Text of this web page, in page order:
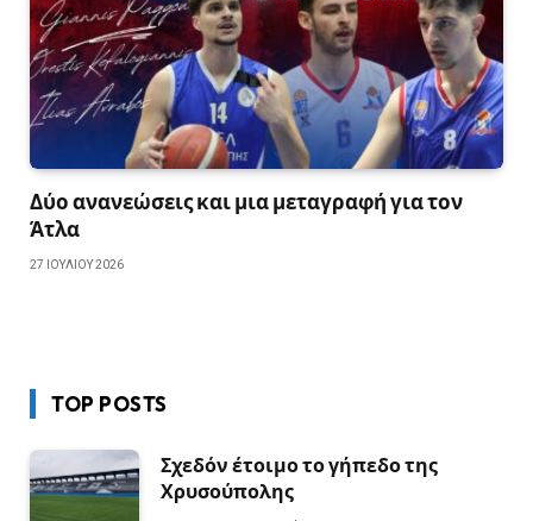
Δύο ανανεώσεις και μια μεταγραφή για τον
Άτλα
27 ΙΟΥΛΊΟΥ 2026
TOP POSTS
Σχεδόν έτοιμο το γήπεδο της
Χρυσούπολης